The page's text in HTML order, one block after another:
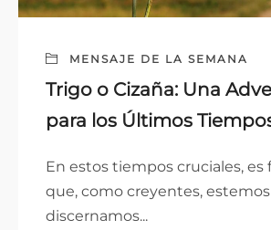
MENSAJE DE LA SEMANA
Trigo o Cizaña: Una
para los Últimos
En estos tiempos cruciales,
que, como creyentes,
discernamos...